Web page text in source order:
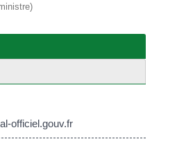
officiel.gouv.fr